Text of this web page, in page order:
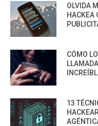
OLVIDA
HACKEA
CÓMO
13